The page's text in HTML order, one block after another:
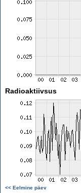
Radioaktiivsus
<< Eelmine päev